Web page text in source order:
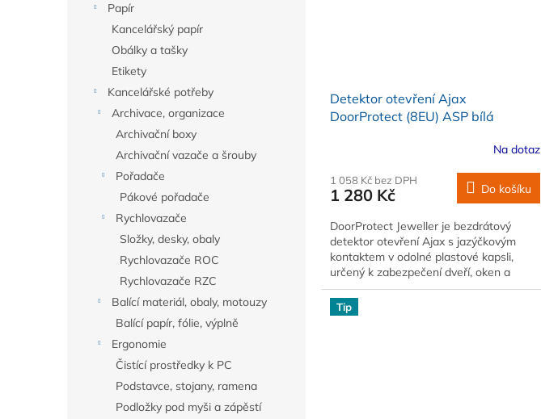
Papír
Kancelářský papír
Obálky a tašky
Etikety
Kancelářské potřeby
Archivace, organizace
Archivační boxy
Archivační vazače a šrouby
Pořadače
Pákové pořadače
Rychlovazače
Složky, desky, obaly
Rychlovazače ROC
Rychlovazače RZC
Balící materiál, obaly, motouzy
Balící papír, fólie, výplně
Ergonomie
Čistící prostředky k PC
Podstavce, stojany, ramena
Podložky pod myši a zápěstí
Detektor otevření Ajax
DoorProtect (8EU) ASP bílá
Na dotaz
1 058 Kč bez DPH
1 280 Kč Do košíku
DoorProtect Jeweller je bezdrátový
detektor otevření Ajax s jazýčkovým
kontaktem v odolné plastové kapsli,
určený k zabezpečení dveří, oken a
střešních…
Tip